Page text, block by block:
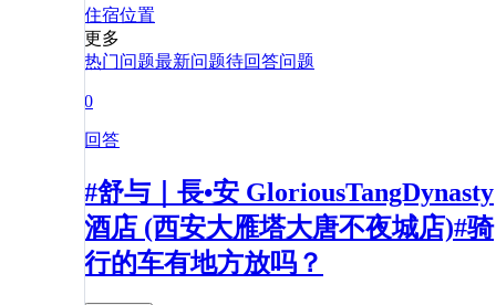
住宿位置
更多
热门问题最新问题待回答问题
0
回答
#舒与｜長•安 GloriousTangDynasty
酒店 (西安大雁塔大唐不夜城店)#骑
行的车有地方放吗？